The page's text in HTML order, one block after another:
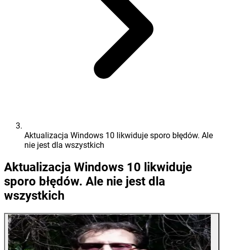
Aktualizacja Windows 10 likwiduje sporo błędów. Ale
nie jest dla wszystkich
Aktualizacja Windows 10 likwiduje
sporo błędów. Ale nie jest dla
wszystkich